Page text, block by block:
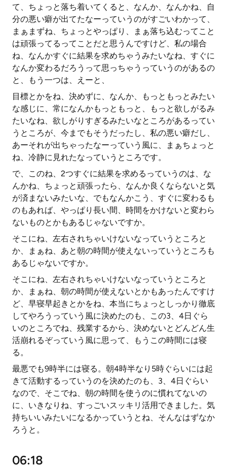
て、ちょっと落ち着いてくると、なんか、なんかね、自
分の悪い癖が出てたなーっていうのがすごいわかって、
まぁまずね、ちょっとやっぱり、まぁ落ち込むってこと
は頑張ってるってことだと思うんですけど、私の場合
ね、なんかすぐに結果を求めちゃうみたいなね、すぐに
なんか変わるだろうって思っちゃうっていうのがあるの
と、もう一つは、えーと、
目標とかをね、決めずに、なんか、もっともっとみたい
な感じに、常になんかもっともっと、もっと欲しがるみ
たいなね、欲しがりすぎるみたいなところがあるってい
うところが、今までもそうだったし、私の悪い癖だし、
あーそれが出ちゃったなーっていう風に、まぁちょっと
ね、冷静に見れたなっていうところです。
で、このね、2つすぐに結果を求めるっていうのは、な
んかね、ちょっと頑張ったら、なんか良くならないと気
が済まないみたいな、でもなんかこう、すぐに変わるも
のもあれば、やっぱり長い間、時間をかけないと変わら
ないものとかもあるじゃないですか。
そこにね、左右されちゃいけないなっていうところと
か、まぁね、あと朝の時間が使えないっていうところも
あるじゃないですか。
そこにね、左右されちゃいけないなっていうところと
か、まぁね、朝の時間が使えないとかもあったんですけ
ど、早寝早起きとかをね、本当にちょっとしっかり徹底
してやろうっていう風に決めたのも、この3、4日ぐら
いのところでね、残業するから、決めないとどんどん生
活崩れるぞっていう風に思って、もうこの時間には寝
る。
最悪でも9時半には寝る。朝4時半なり5時ぐらいには起
きて活動するっていうのを決めたのも、3、4日ぐらい
なので、そこでね、朝の時間を使うのに慣れてないの
に、いきなりね、すっごいスッキリ活用できました。気
持ちいいみたいになるかっていうとね、そんなはずなか
ろうと。
06:18